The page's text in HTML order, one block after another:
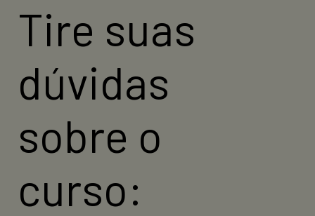
Alunos da CESAR School podem
inscrever-se gratuitamente pelo link
exclusivo divulgado para o e-mail
institucional.
INSCREVA-SE AGORA
Tire suas
dúvidas
sobre o
curso: